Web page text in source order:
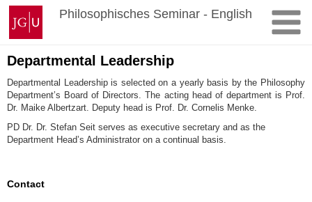
Zum
Inhalt
springen
Johannes
Gutenberg-
Universität
Mainz
Philosophisches Seminar - English
Departmental Leadership
Departmental Leadership is selected on a yearly basis by the Philosophy
Department’s Board of Directors. The acting head of department is Prof.
Dr. Maike Albertzart. Deputy head is Prof. Dr. Cornelis Menke.
PD Dr. Dr. Stefan Seit serves as executive secretary and as the
Department Head’s Administrator on a continual basis.
Contact